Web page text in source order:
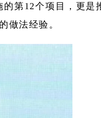
第12个项目，更是
做法经验。